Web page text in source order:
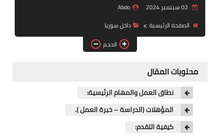
فرص عمل في العراق
فرص عمل في اليمن
دورات تدريبية
Abdo
الصفحة الرئيسية
داخل سوريا
الحجم
محتويات المقال
نطاق العمل والمهام الرئيسية:
المؤهلات (الدراسة – خبرة العمل ).
كيفية التقدم: